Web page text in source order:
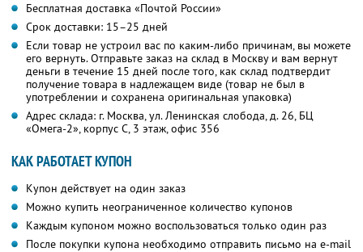
Бесплатная доставка «Почтой России»
Срок доставки: 15–25 дней
Если товар не устроил вас по каким-либо причинам, вы можете
его вернуть. Отправьте заказ на склад в Москву и вам вернут
деньги в течение 15 дней после того, как склад подтвердит
получение товара в надлежащем виде (товар не был в
употреблении и сохранена оригинальная упаковка)
Адрес склада: г. Москва, ул. Ленинская слобода, д. 26, БЦ
«Омега-2», корпус С, 3 этаж, офис 356
КАК РАБОТАЕТ КУПОН
Купон действует на один заказ
Можно купить неограниченное количество купонов
Каждым купоном можно воспользоваться только один раз
После покупки купона необходимо отправить письмо на e-mail